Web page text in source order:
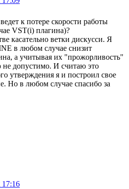
к потере скорости работы
VST(i) плагина)?
касательно ветки дискусси. Я
в любом случае снизит
а учитывая их "прожорливость"
не допустимо. И считаю это
утверждения я и построил свое
Но в любом случае спасибо за